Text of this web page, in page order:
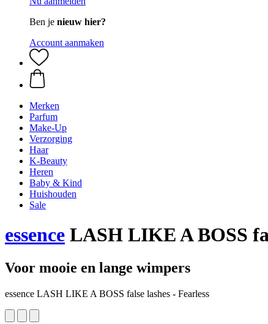
Ben je nieuw hier?
Account aanmaken
Merken
Parfum
Make-Up
Verzorging
Haar
K-Beauty
Heren
Baby & Kind
Huishouden
Sale
essence LASH LIKE A BOSS
Voor mooie en lange wimpers
essence LASH LIKE A BOSS false lashes - Fearless